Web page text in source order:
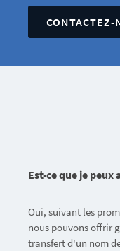
CONTACTEZ-
Est-ce que je
Oui, suivant les
nous pouvons offrir
transfert d'un nom